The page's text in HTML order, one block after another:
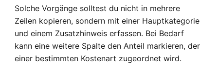
Solche Vorgänge solltest du nicht in mehrere
Zeilen kopieren, sondern mit einer Hauptkategorie
und einem Zusatzhinweis erfassen. Bei Bedarf
kann eine weitere Spalte den Anteil markieren, der
einer bestimmten Kostenart zugeordnet wird.